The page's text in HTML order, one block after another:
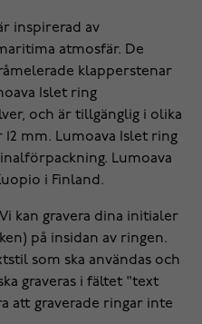
inspirerad av
atmosfär. De
klapperstenar
Islet ring
och är tillgänglig i olika
mm. Lumoava Islet ring
Lumoava
i Finland.
kan gravera dina initialer
på insidan av ringen.
som ska användas och
graveras i fältet "text
att graverade ringar inte